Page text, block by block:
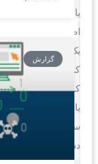
اطلاعات
کسب‌و
کار
سازمان،
دسترسی
گزارش